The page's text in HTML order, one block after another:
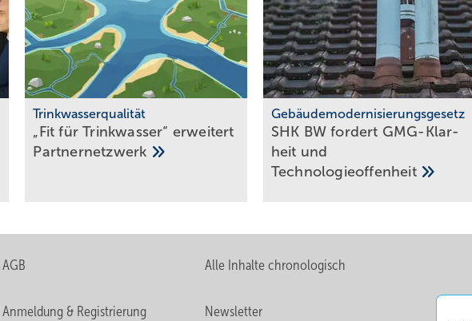
Trinkwasserqualität
„Fit für Trinkwasser“ erweitert
Partnernetzwerk
Gebäudemodernisierungsgesetz
SHK BW fordert GMG-Klar­
heit und
Tech­no­lo­gie­of­fen­heit
AGB Alle Inhalte chronologisch
Anmeldung & Registrierung Newsletter